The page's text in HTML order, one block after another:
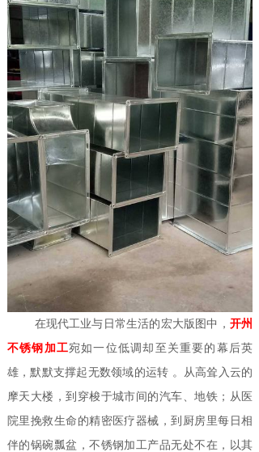
在现代工业与日常生活的宏大版图中， 开州
不锈钢加工宛如一位低调却至关重要的幕后英
雄，默默支撑起无数领域的运转 。从高耸入云的
摩天大楼，到穿梭于城市间的汽车、地铁；从医
院里挽救生命的精密医疗器械，到厨房里每日相
伴的锅碗瓢盆，不锈钢加工产品无处不在，以其